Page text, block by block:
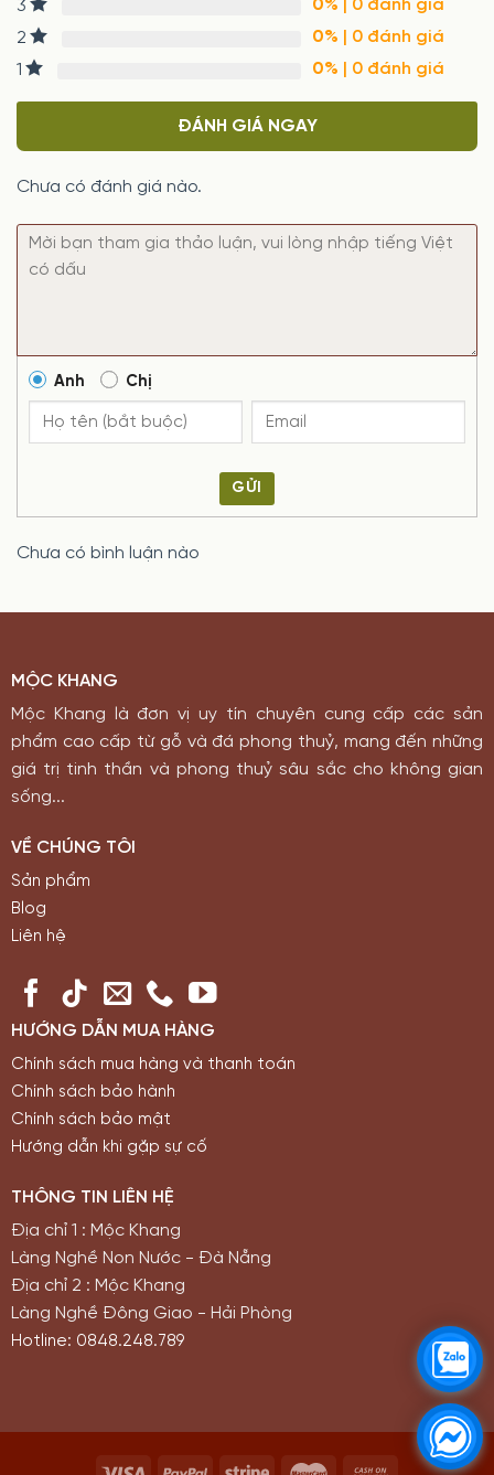
3
0% | 0 đánh giá
2
0% | 0 đánh giá
1
0% | 0 đánh giá
ĐÁNH GIÁ NGAY
Chưa có đánh giá nào.
Anh Chị
GỬI
Chưa có bình luận nào
MỘC KHANG
Mộc Khang là đơn vị uy tín chuyên cung cấp các sản
phẩm cao cấp từ gỗ và đá phong thuỷ, mang đến những
giá trị tinh thần và phong thuỷ sâu sắc cho không gian
sống...
VỀ CHÚNG TÔI
Sản phẩm
Blog
Liên hệ
HƯỚNG DẪN MUA HÀNG
Chính sách mua hàng và thanh toán
Chính sách bảo hành
Chính sách bảo mật
Hướng dẫn khi gặp sự cố
THÔNG TIN LIÊN HỆ
Địa chỉ 1 : Mộc Khang
Làng Nghề Non Nước - Đà Nẵng
Địa chỉ 2 : Mộc Khang
Làng Nghề Đông Giao - Hải Phòng
Hotline: 0848.248.789